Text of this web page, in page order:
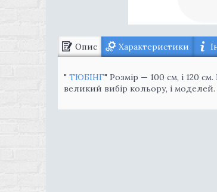
Опис Характеристики
" ТЮБІНГ" Розмір — 100 см, і 120
великий вибір кольору, і